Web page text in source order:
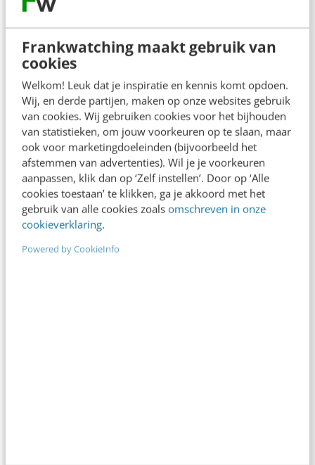
Frankwatching maakt gebruik van
cookies
Welkom! Leuk dat je inspiratie en kennis komt opdoen.
Wij, en derde partijen, maken op onze websites gebruik
van cookies. Wij gebruiken cookies voor het bijhouden
van statistieken, om jouw voorkeuren op te slaan, maar
ook voor marketingdoeleinden (bijvoorbeeld het
afstemmen van advertenties). Wil je je voorkeuren
aanpassen, klik dan op ‘Zelf instellen’. Door op ‘Alle
cookies toestaan’ te klikken, ga je akkoord met het
gebruik van alle cookies zoals omschreven in onze
cookieverklaring.
Powered by CookieInfo
ONLINE MASTERCLASS
De nieuwe SEO- & GEO-
spelregels
In 2,5 uur van Google-first naar AI-first: zo wordt je